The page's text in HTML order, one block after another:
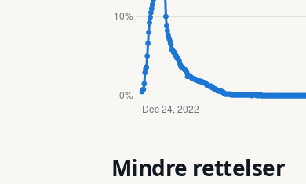
Mindre rettelser